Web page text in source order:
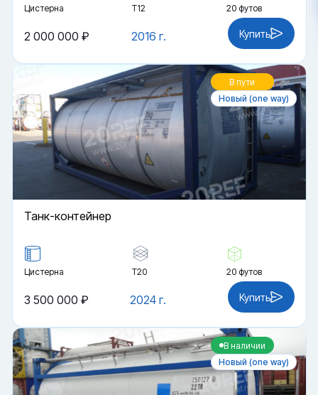
Цистерна Т12 20 футов
2016 г.
2 000 000 ₽ Купить
В пути
Новый (one way)
Танк-контейнер
Цистерна Т20 20 футов
2024 г.
3 500 000 ₽ Купить
В наличии
Новый (one way)